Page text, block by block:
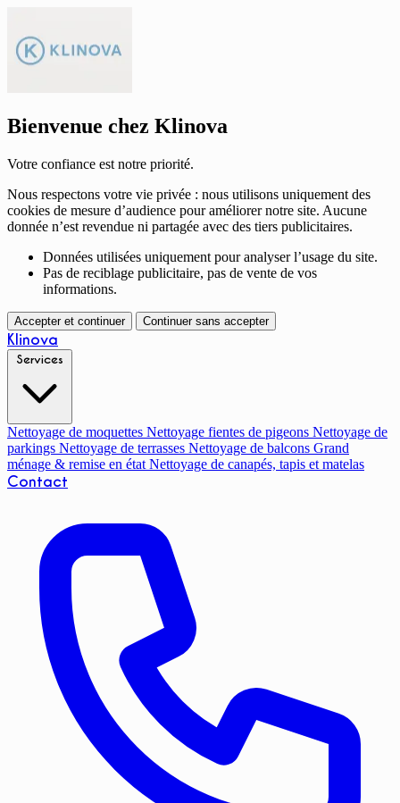
Bienvenue chez Klinova
Votre confiance est notre priorité.
Nous respectons votre vie privée : nous utilisons uniquement des
cookies de mesure d’audience pour améliorer notre site. Aucune
donnée n’est revendue ni partagée avec des tiers publicitaires.
Données utilisées uniquement pour analyser l’usage du site.
Pas de reciblage publicitaire, pas de vente de vos
informations.
Accepter et continuer Continuer sans accepter
Klinova
Nettoyage de moquettes Nettoyage fientes de pigeons Nettoyage de
parkings Nettoyage de terrasses Nettoyage de balcons Grand
ménage & remise en état Nettoyage de canapés, tapis et matelas
Contact